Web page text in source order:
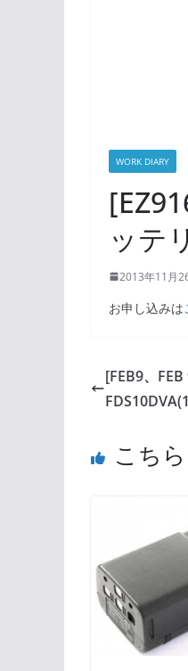
WORK DIARY
ッテ
2013年11月
お申し込みは
[FEB9、
こち